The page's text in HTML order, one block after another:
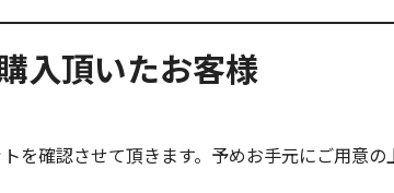
入頂いたお客様
を確認させて頂きます。予めお手元にご用意の